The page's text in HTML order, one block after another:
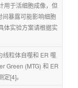
用于活细胞成像，但
间暴露可能影响细胞
体实验方案请根据实
线粒体自噬和 ER 噬
Green (MTG) 和 ER
[4]。